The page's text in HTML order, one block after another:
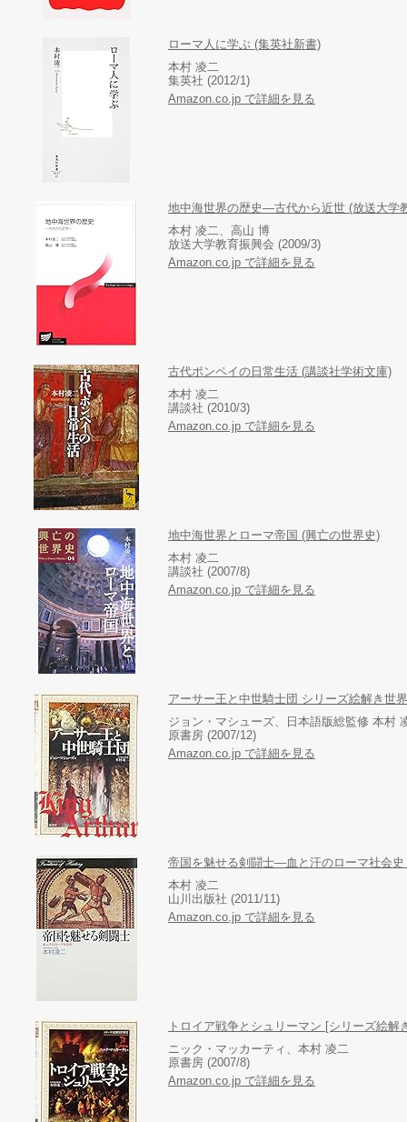
ローマ人に学ぶ (集英社新書)
本村 凌二
集英社 (2012/1)
Amazon.co.jp で詳細を見る
地中海世界の歴史―古代から近世 (放送大学
本村 凌二、高山 博
放送大学教育振興会 (2009/3)
Amazon.co.jp で詳細を見る
古代ポンペイの日常生活 (講談社学術文庫)
本村 凌二
講談社 (2010/3)
Amazon.co.jp で詳細を見る
地中海世界とローマ帝国 (興亡の世界史)
本村 凌二
講談社 (2007/8)
Amazon.co.jp で詳細を見る
アーサー王と中世騎士団 シリーズ絵解き世
ジョン・マシューズ、日本語版総監修 本村
原書房 (2007/12)
Amazon.co.jp で詳細を見る
帝国を魅せる剣闘士―血と汗のローマ社会
本村 凌二
山川出版社 (2011/11)
Amazon.co.jp で詳細を見る
トロイア戦争とシュリーマン [シリーズ絵解
ニック・マッカーティ、本村 凌二
原書房 (2007/8)
Amazon.co.jp で詳細を見る